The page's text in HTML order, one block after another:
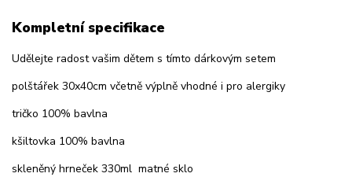
Kompletní specifikace
Udělejte radost vašim dětem s tímto dárkovým setem
polštářek 30x40cm včetně výplně vhodné i pro alergiky
tričko 100% bavlna
kšiltovka 100% bavlna
skleněný hrneček 330ml matné sklo